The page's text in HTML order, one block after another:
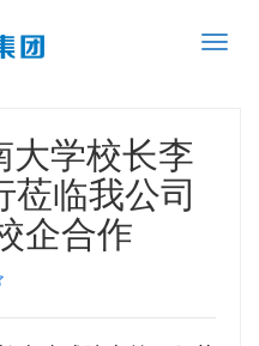
Toggle
大学校长李
临我公司
企合作